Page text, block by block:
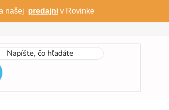
našej predajni v Rovinke